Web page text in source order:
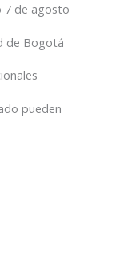
7 de agosto
de Bogotá
pueden